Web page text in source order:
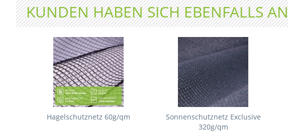
KUNDEN HABEN SICH EBENFALLS
Hagelschutznetz 60g/qm
Sonnenschutznetz Exclusive
320g/qm